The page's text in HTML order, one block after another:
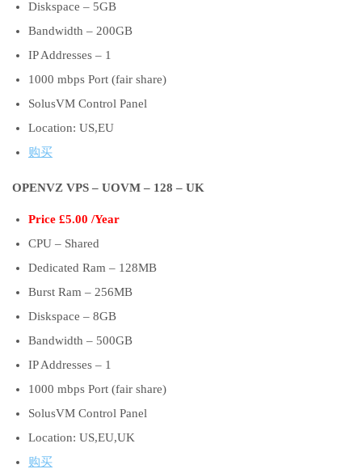
Diskspace – 5GB
Bandwidth – 200GB
IP Addresses – 1
1000 mbps Port (fair share)
SolusVM Control Panel
Location: US,EU
购买
OPENVZ VPS – UOVM – 128 – UK
Price £5.00 /Year
CPU – Shared
Dedicated Ram – 128MB
Burst Ram – 256MB
Diskspace – 8GB
Bandwidth – 500GB
IP Addresses – 1
1000 mbps Port (fair share)
SolusVM Control Panel
Location: US,EU,UK
购买